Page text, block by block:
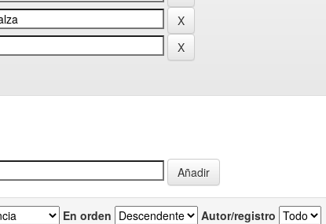
En orden Autor/registro